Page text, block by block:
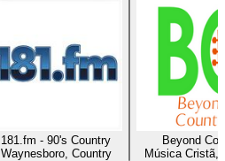
181.fm - 90's Country
Waynesboro, Country
Beyond
Música Cristã,